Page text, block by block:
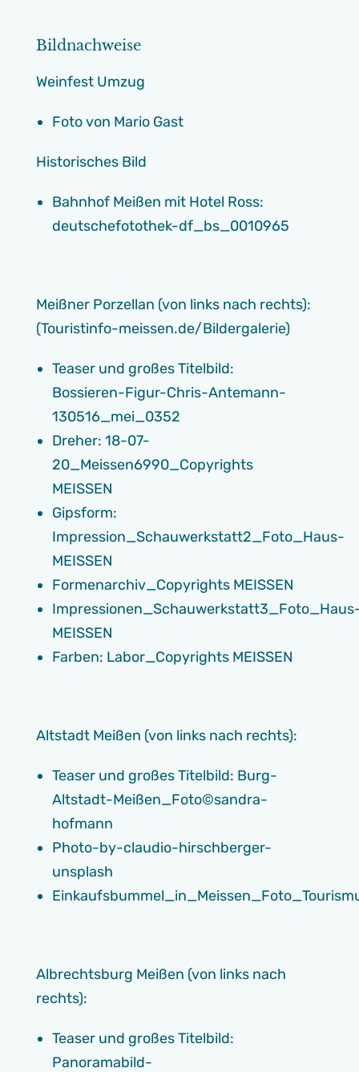
Bildnachweise
Weinfest Umzug
Foto von Mario Gast
Historisches Bild
Bahnhof Meißen mit Hotel Ross:
deutschefotothek-df_bs_0010965
Meißner Porzellan (von links nach rechts):
(Touristinfo-meissen.de/Bildergalerie)
Teaser und großes Titelbild:
Bossieren-Figur-Chris-Antemann-
130516_mei_0352
Dreher: 18-07-
20_Meissen6990_Copyrights
MEISSEN
Gipsform:
Impression_Schauwerkstatt2_Foto_Haus-
MEISSEN
Formenarchiv_Copyrights MEISSEN
MEISSEN
Farben: Labor_Copyrights MEISSEN
Altstadt Meißen (von links nach rechts):
Teaser und großes Titelbild: Burg-
Altstadt-Meißen_Foto©sandra-
hofmann
Photo-by-claudio-hirschberger-
unsplash
Albrechtsburg Meißen (von links nach
rechts):
Teaser und großes Titelbild:
Panoramabild-